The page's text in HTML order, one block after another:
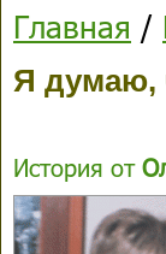
Главная /
Я думаю,
История от